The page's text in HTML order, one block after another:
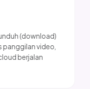
(download)
panggilan video,
berjalan